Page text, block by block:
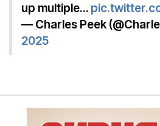
up multiple…
— Charles Peek
2025